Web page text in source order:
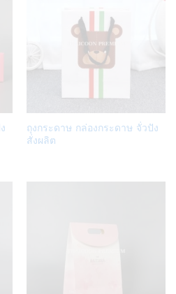
Add
ถุงกระดาษ กล่องกระดาษ จั่วปัง
สั่งผลิต